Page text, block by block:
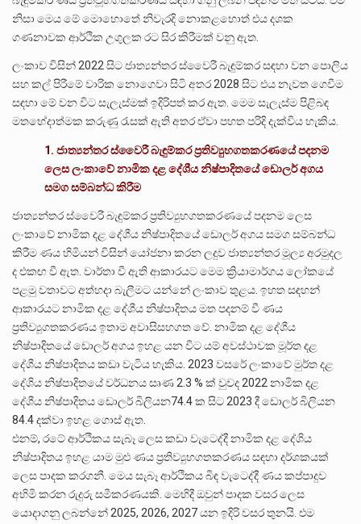
නිසා මෙය මේ මොහොතේ නිවැරදි නොකළහොත් එය දශක
ගණනාවක ආර්ථික උගුලක රට සිර කිරීමක් වනු ඇත.
ලංකාව විසින් 2022 සිට ජාත්‍යන්තර ස්වෛරී බැඳුම්කර සඳහා වන පොලිය
සහ කල් පිරීමේ වාරික නොගෙවා සිටි අතර 2028 සිට එය නැවත ගෙවීම
සඳහා මේ වන විට සැලැස්මක් ඉදිරිපත් කර ඇත. මෙම සැලැස්ම පිළිබඳ
මතභේදාත්මක කරුණු රැසක් ඇති අතර ඒවා පහත පරිදි දැක්විය හැකිය.
1. ජාත්‍යන්තර ස්වෛරී බැඳුම්කර ප්‍රතිව්‍යුහගතකරණයේ පදනම
ලෙස ලංකාවේ නාමික දළ දේශීය නිෂ්පාදිතයේ ඩොලර් අගය
සමග සම්බන්ධ කිරීම
ජාත්‍යන්තර ස්වෛරී බැඳුම්කර ප්‍රතිව්‍යුහගතකරණයේ පදනම ලෙස
ලංකාවේ නාමික දළ දේශීය නිෂ්පාදිතයේ ඩොලර් අගය සමග සම්බන්ධ
කිරීම ණය හිමියන් විසින් යෝජනා කරන ලදුව ජාත්‍යන්තර මූල්‍ය අරමුදල
ද එකඟ වී ඇත. වාර්තා වී ඇති ආකාරයට මෙම ක්‍රියාමාර්ගය ලෝකයේ
පළමු වතාවට අත්හදා බැලීමට යන්නේ ලංකාව තුළය. ඉහත සඳහන්
ආකාරයට නාමික දළ දේශීය නිෂ්පාදිතය මත පදනම් වී ණය
ප්‍රතිව්‍යූගතකරණය ඉතාම අවාසිසහගත වේ. නාමික දළ දේශීය
නිෂ්පාදිතයේ ඩොලර් අගය ඉහළ යන විට යම් අවස්ථාවක මූර්ත දළ
දේශීය නිෂ්පාදිතය කඩා වැටිය හැකිය. 2023 වසරේ ලංකාවේ මුර්ත දළ
දේශිය නිෂ්පාදිතයේ වර්ධනය සෘණ 2.3 % ක් වුවද 2022 නාමික දළ
දේශීය නිෂ්පාදිතය ඩොලර් බිලියන74.4 ක සිට 2023 දී ඩොලර් බිලියන
84.4 දක්වා ඉහළ ගොස් ඇත.
එනම්, රටේ ආර්ථිකය සැබෑ ලෙස කඩා වැටෙද්දී නාමික දළ දේශිය
නිෂ්පාදිතය ඉහළ යාම මුළු ණය ප්‍රතිව්‍යුහගතකරණය සඳහා දර්ශකයක්
ලෙස පාදක කරගනී. මෙය සැබෑ ආර්ථිකය බිඳ වැටෙද්දී ණය කප්පාදුව
අහිමි කරන රුදුරු සමීකරණයකි. මෙහිදී ඔවුන් පාදක වසර ලෙස
යොදාගනු ලබන්නේ 2025, 2026, 2027 යන ඉදිරි වසර තුනයි. එම